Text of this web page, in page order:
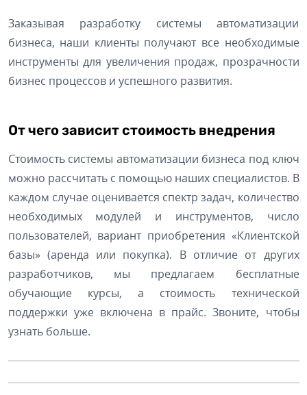
Заказывая разработку системы автоматизации
бизнеса, наши клиенты получают все необходимые
инструменты для увеличения продаж, прозрачности
бизнес процессов и успешного развития.
От чего зависит стоимость внедрения
Стоимость системы автоматизации бизнеса под ключ
можно рассчитать с помощью наших специалистов. В
каждом случае оценивается спектр задач, количество
необходимых модулей и инструментов, число
пользователей, вариант приобретения «Клиентской
базы» (аренда или покупка). В отличие от других
разработчиков, мы предлагаем бесплатные
обучающие курсы, а стоимость технической
поддержки уже включена в прайс. Звоните, чтобы
узнать больше.